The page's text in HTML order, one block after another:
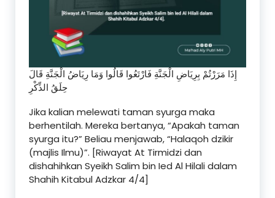
إِذَا مَرَرْتُمْ بِرِيَاضِ الْجَنَّةِ فَارْتَعُوا قَالُوا وَمَا رِيَاضُ الْجَنَّةِ قَالَ
حِلَقُ الذِّكْرِ
Jika kalian melewati taman syurga maka
berhentilah. Mereka bertanya, “Apakah taman
syurga itu?” Beliau menjawab, “Halaqoh dzikir
(majlis Ilmu)”. [Riwayat At Tirmidzi dan
dishahihkan Syeikh Salim bin Ied Al Hilali dalam
Shahih Kitabul Adzkar 4/4]